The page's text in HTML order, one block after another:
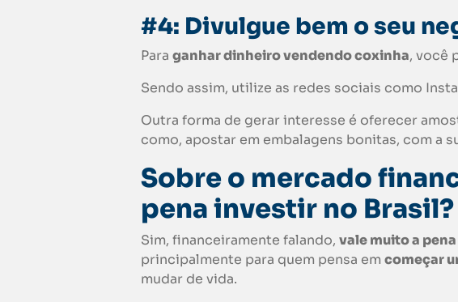
#4: Divulgue bem o seu
Para ganhar dinheiro vendendocoxinha, você
Sendo assim, utilize as redes sociais como
Outra forma de gerar interesse é oferecer
como, apostar em embalagens bonitas, com a
Sobre o mercado
pena investir no Brasil?
Sim, financeiramente falando, vale muito a
principalmente para quem pensa em começar
mudar de vida.